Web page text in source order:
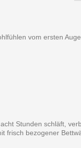
vom ersten
Stunden schläft,
frisch bezogener